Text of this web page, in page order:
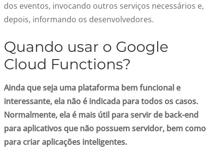
dos eventos, invocando outros serviços necessários e,
depois, informando os desenvolvedores.
Quando usar o Google
Cloud Functions?
Ainda que seja uma plataforma bem funcional e
interessante, ela não é indicada para todos os casos.
Normalmente, ela é mais útil para servir de back-end
para aplicativos que não possuem servidor, bem como
para criar aplicações inteligentes.